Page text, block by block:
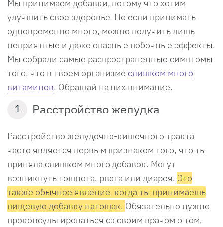
Мы принимаем добавки, потому что хотим
улучшить свое здоровье. Но если принимать
одновременно много, можно получить лишь
неприятные и даже опасные побочные эффекты.
Мы собрали самые распространенные симптомы
того, что в твоем организме слишком много
витаминов. Обращай на них внимание.
1 Расстройство желудка
Расстройство желудочно-кишечного тракта
часто является первым признаком того, что ты
приняла слишком много добавок. Могут
возникнуть тошнота, рвота или диарея. Это
также обычное явление, когда ты принимаешь
пищевую добавку натощак. Обязательно нужно
проконсультироваться со своим врачом о том,